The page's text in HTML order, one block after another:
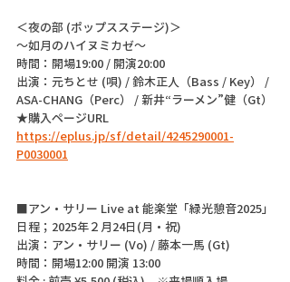
＜夜の部 (ポップスステージ)＞
〜如月のハイヌミカゼ〜
時間：開場19:00 / 開演20:00
出演：元ちとせ (唄) / 鈴木正人（Bass / Key） /
ASA-CHANG（Perc） / 新井“ラーメン”健（Gt）
★購入ページURL
https://eplus.jp/sf/detail/4245290001-
P0030001
■アン・サリー Live at 能楽堂「緑光憩音2025」
日程；2025年２月24日(月・祝)
出演：アン・サリー (Vo) / 藤本一馬 (Gt)
時間：開場12:00 開演 13:00